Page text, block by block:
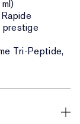
prestige
Tri-Peptide,